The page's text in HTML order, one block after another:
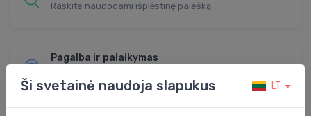
Raskite naudodami išplėstinę paiešką
Pagalba ir palaikymas
Ši svetainė naudoja slapukus LT